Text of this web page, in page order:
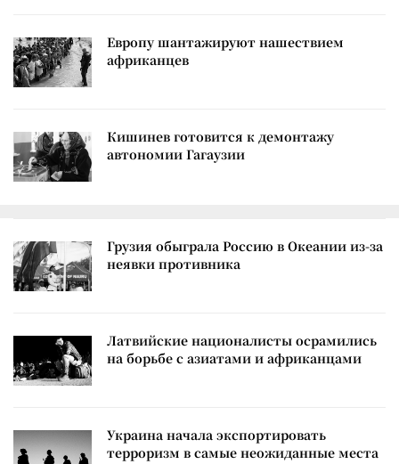
Европу шантажируют нашествием
африканцев
Кишинев готовится к демонтажу
автономии Гагаузии
Грузия обыграла Россию в Океании из-за
неявки противника
Латвийские националисты осрамились
на борьбе с азиатами и африканцами
Украина начала экспортировать
терроризм в самые неожиданные места